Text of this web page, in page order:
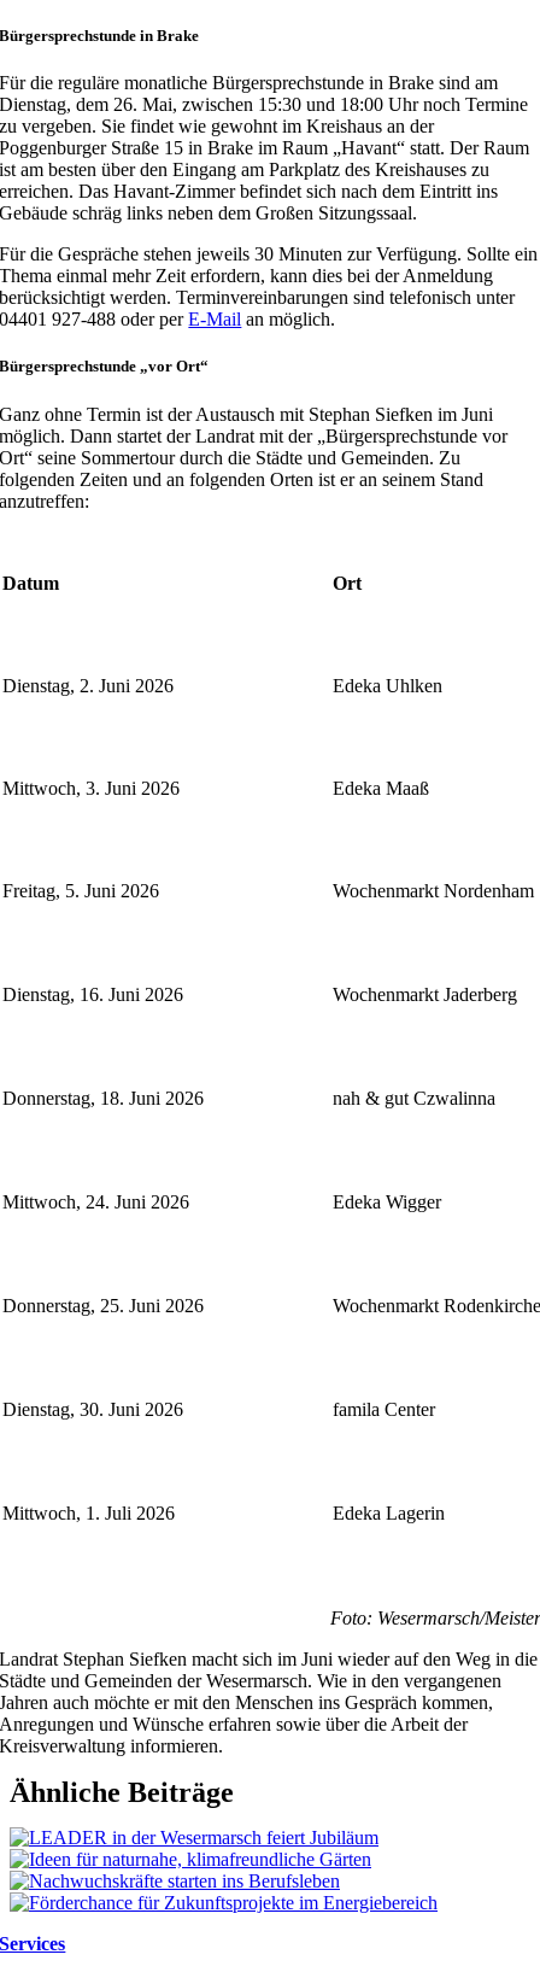
Bürgersprechstunde in Brake
Für die reguläre monatliche Bürgersprechstunde in Brake sind am
Dienstag, dem 26. Mai, zwischen 15:30 und 18:00 Uhr noch Termine
zu vergeben. Sie findet wie gewohnt im Kreishaus an der
Poggenburger Straße 15 in Brake im Raum „Havant“ statt. Der Raum
ist am besten über den Eingang am Parkplatz des Kreishauses zu
erreichen. Das Havant-Zimmer befindet sich nach dem Eintritt ins
Gebäude schräg links neben dem Großen Sitzungssaal.
Für die Gespräche stehen jeweils 30 Minuten zur Verfügung. Sollte ein
Thema einmal mehr Zeit erfordern, kann dies bei der Anmeldung
berücksichtigt werden. Terminvereinbarungen sind telefonisch unter
04401 927-488 oder perE-Mail an möglich.
Bürgersprechstunde „vor Ort“
Ganz ohne Termin ist der Austausch mit Stephan Siefken im Juni
möglich. Dann startet der Landrat mit der „Bürgersprechstunde vor
Ort“ seine Sommertour durch die Städte und Gemeinden. Zu
folgenden Zeiten und an folgenden Orten ist er an seinem Stand
anzutreffen:
Datum Ort
Dienstag, 2. Juni 2026 Edeka Uhlken
Mittwoch, 3. Juni 2026 Edeka Maaß
Freitag, 5. Juni 2026 Wochenmarkt Nordenham
Dienstag, 16. Juni 2026 Wochenmarkt Jaderberg
Donnerstag, 18. Juni 2026 nah & gut Czwalinna
Mittwoch, 24. Juni 2026 Edeka Wigger
Donnerstag, 25. Juni 2026 Wochenmarkt
Dienstag, 30. Juni 2026 famila Center
Mittwoch, 1. Juli 2026 Edeka Lagerin
Foto: Wesermarsch/Meister
Landrat Stephan Siefken macht sich im Juni wieder auf den Weg in die
Städte und Gemeinden der Wesermarsch. Wie in den vergangenen
Jahren auch möchte er mit den Menschen ins Gespräch kommen,
Anregungen und Wünsche erfahren sowie über die Arbeit der
Kreisverwaltung informieren.
Ähnliche Beiträge
Services